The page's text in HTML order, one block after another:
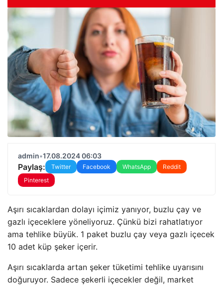
admin•17.08.2024 06:03
Paylaş: Twitter Facebook WhatsApp
Reddit
Pinterest
Aşırı sıcaklardan dolayı içimiz yanıyor, buzlu çay ve
gazlı içeceklere yöneliyoruz. Çünkü bizi rahatlatıyor
ama tehlike büyük. 1 paket buzlu çay veya gazlı içecek
10 adet küp şeker içerir.
Aşırı sıcaklarda artan şeker tüketimi tehlike uyarısını
doğuruyor. Sadece şekerli içecekler değil, market